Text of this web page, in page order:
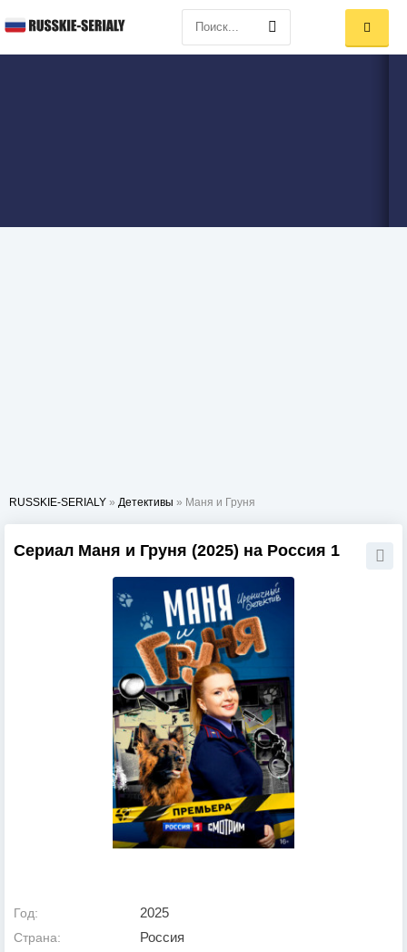
RUSSKIE-SERIALY » Детективы » Маня и Груня
Сериал Маня и Груня (2025) на Россия 1
Год: 2025
Страна: Россия